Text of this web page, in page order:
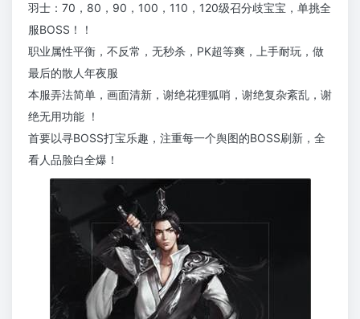
羽士：70，80，90，100，110，120级召分歧宝宝，单挑全
服BOSS！！
职业属性平衡，不反常，无秒杀，PK超等爽，上手耐玩，做
最后的散人年夜服
本服弄法简单，画面清新，谢绝花狸狐哨，谢绝复杂紊乱，谢
绝无用功能 ！
首要以寻BOSS打宝乐趣，注重每一个舆图的BOSS刷新，全
看人品脸白全爆！